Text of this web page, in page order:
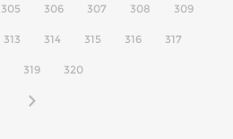
305 306 307 308 309
313 314 315 316 317
319 320